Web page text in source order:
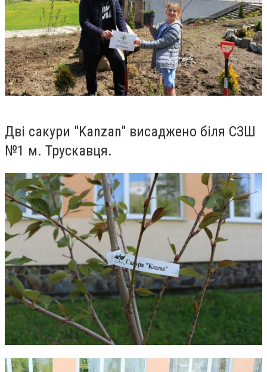
Дві сакури "Kanzan" висаджено біля СЗШ
№1 м. Трускавця.